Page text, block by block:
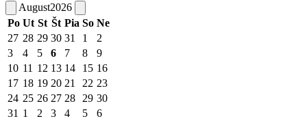
August2026
Po Ut St Št Pia So Ne
27 28 29 30 31 1
2
3
4 5 6 7 8
9
10 11 12 13 14 15 16
17 18 19 20 21 22 23
24 25 26 27 28 29 30
31 1 2 3 4 5 6